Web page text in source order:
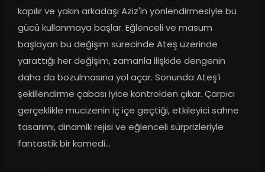
kapılır ve yakın arkadaşı Aziz'in yönlendirmesiyle bu
gücü kullanmaya başlar. Eğlenceli ve masum
başlayan bu değişim sürecinde Ateş üzerinde
yarattığı her değişim, zamanla ilişkide dengenin
daha da bozulmasına yol açar. Sonunda Ateş’i
şekillendirme çabası iyice kontrolden çıkar. Çarpıcı
gerçeklikle mucizenin iç içe geçtiği, etkileyici sahne
tasarımı, dinamik rejisi ve eğlenceli sürprizleriyle
fantastik bir komedi...